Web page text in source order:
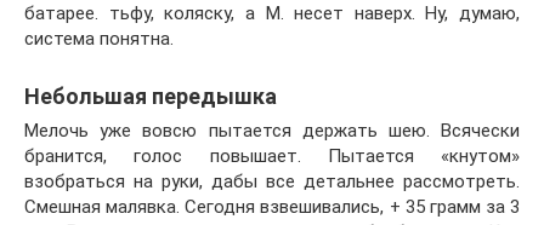
батарее. тьфу, коляску, а М. несет наверх. Ну, думаю,
система понятна.
Небольшая передышка
Мелочь уже вовсю пытается держать шею. Всячески
бранится, голос повышает. Пытается «кнутом»
взобраться на руки, дабы все детальнее рассмотреть.
Смешная малявка. Сегодня взвешивались, + 35 грамм за 3